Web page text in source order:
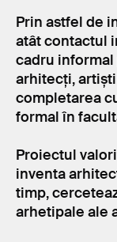
Prin astfel de
atât contactul
cadru
arhitecți,
completarea
formal în
Proiectul
inventa
timp,
arhetipale ale